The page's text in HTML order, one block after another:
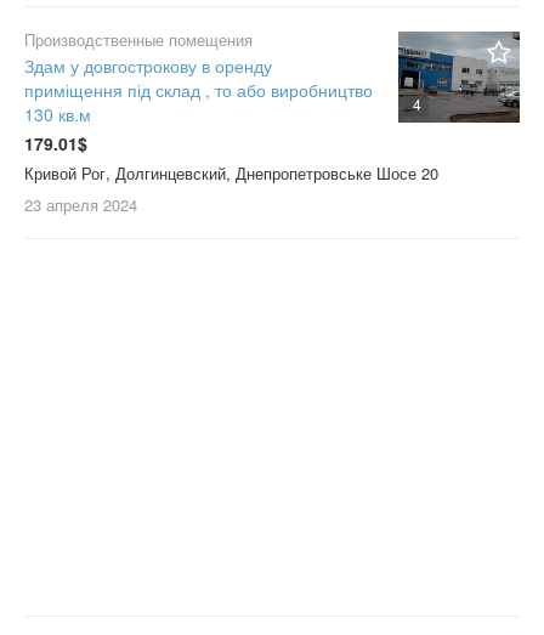
4
Производственные помещения
Здам у довгострокову в оренду
приміщення під склад , то або виробництво
130 кв.м
179.01$
Кривой Рог, Долгинцевский, Днепропетровське Шосе 20
23 апреля 2024